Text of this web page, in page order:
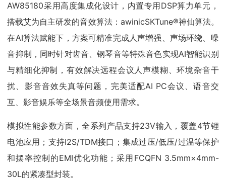
AW85180采用高度集成化设计，内置专用DSP算力单元，
搭载艾为自主研发的音效算法：awinicSKTune®神仙算法。
在AI算法赋能下，方案可精准完成人声增强、声场环绕、噪
音抑制，同时针对齿音、钢琴音等特殊音色实现AI智能识别
与精细化抑制，有效解决远程会议人声模糊、环境杂音干
扰、影音音效失真等问题，完美适配AI PC会议、语音交
互、影音娱乐等全场景音频使用需求。
模拟性能参数方面，全系列产品支持23V输入，覆盖4节锂
电池应用；支持I2S/TDM接口；集成过压/低压/过温等保护
和摆率控制的EMI优化功能；采用FCQFN 3.5mm×4mm-
30L的紧凑型封装。